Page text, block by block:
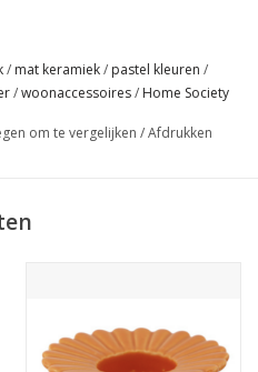
/ mat keramiek/ pastel kleuren /
/woonaccessoires/ Home Society
om te vergelijken /Afdrukken